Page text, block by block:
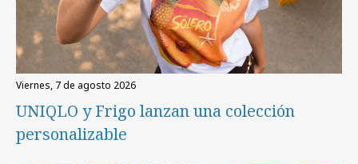
viernes, 7 de agosto 2026
UNIQLO y Frigo lanzan una colección
personalizable